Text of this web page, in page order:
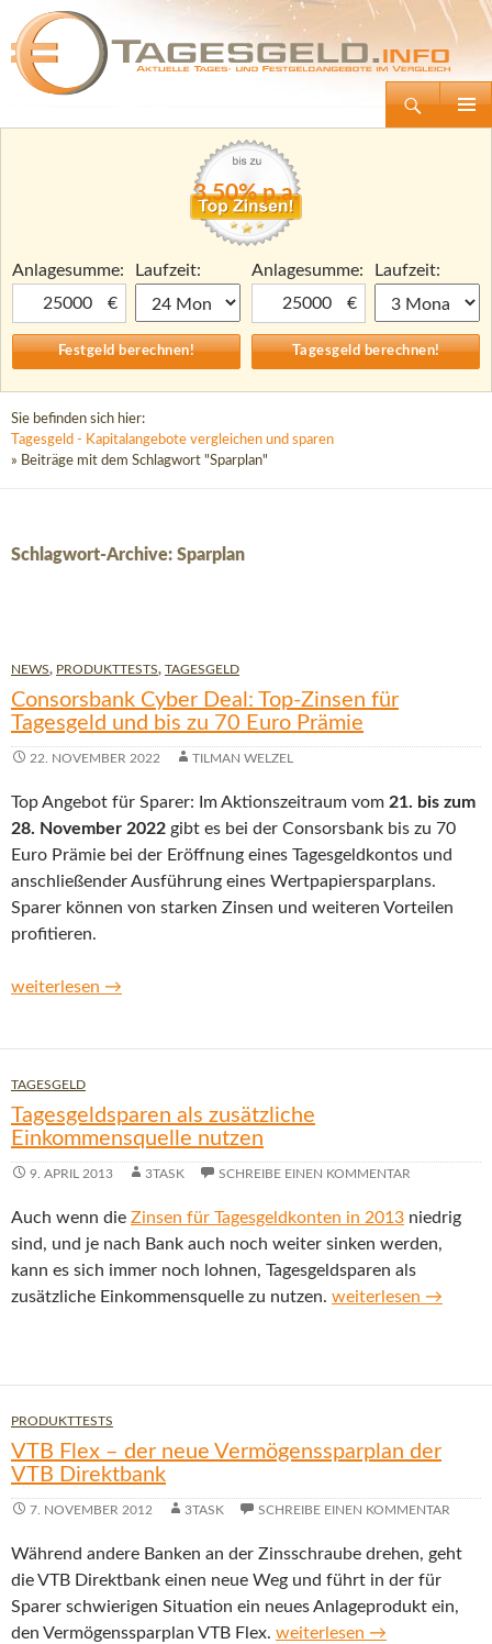
Tagesgeld.info – Tagesgeldkonten vergleichen und Tagesgeld-Zinsen berechnen
Zum
3,50% p.a.
Anlagesumme:
€
Laufzeit:
Anlagesumme:
€
Laufzeit:
Sie befinden sich hier:
Tagesgeld - Kapitalangebote vergleichen und sparen
» Beiträge mit dem Schlagwort "Sparplan"
Schlagwort-Archive: Sparplan
NEWS, PRODUKTTESTS, TAGESGELD
Consorsbank Cyber Deal: Top-Zinsen für
Tagesgeld und bis zu 70 Euro Prämie
22. NOVEMBER 2022 TILMAN WELZEL
Top Angebot für Sparer: Im Aktionszeitraum vom 21. bis zum
28. November 2022 gibt es bei der Consorsbank bis zu 70
Euro Prämie bei der Eröffnung eines Tagesgeldkontos und
anschließender Ausführung eines Wertpapiersparplans.
Sparer können von starken Zinsen und weiteren Vorteilen
profitieren.
Consorsbank Cyber Deal: Top-Zinsen für Tagesgeld und bis zu
weiterlesen →
TAGESGELD
Tagesgeldsparen als zusätzliche
Einkommensquelle nutzen
9. APRIL 2013 3TASK SCHREIBE EINEN KOMMENTAR
Auch wenn die Zinsen für Tagesgeldkonten in 2013 niedrig
sind, und je nach Bank auch noch weiter sinken werden,
kann es sich immer noch lohnen, Tagesgeldsparen als
zusätzliche Einkommensquelle zu nutzen. Tagesgeldsparen
weiterlesen →
PRODUKTTESTS
VTB Flex – der neue Vermögenssparplan der
VTB Direktbank
7. NOVEMBER 2012 3TASK SCHREIBE EINEN KOMMENTAR
Während andere Banken an der Zinsschraube drehen, geht
die VTB Direktbank einen neue Weg und führt in der für
Sparer schwierigen Situation ein neues Anlageprodukt ein,
den Vermögenssparplan VTB Flex. VTB Flex – der neue
weiterlesen →